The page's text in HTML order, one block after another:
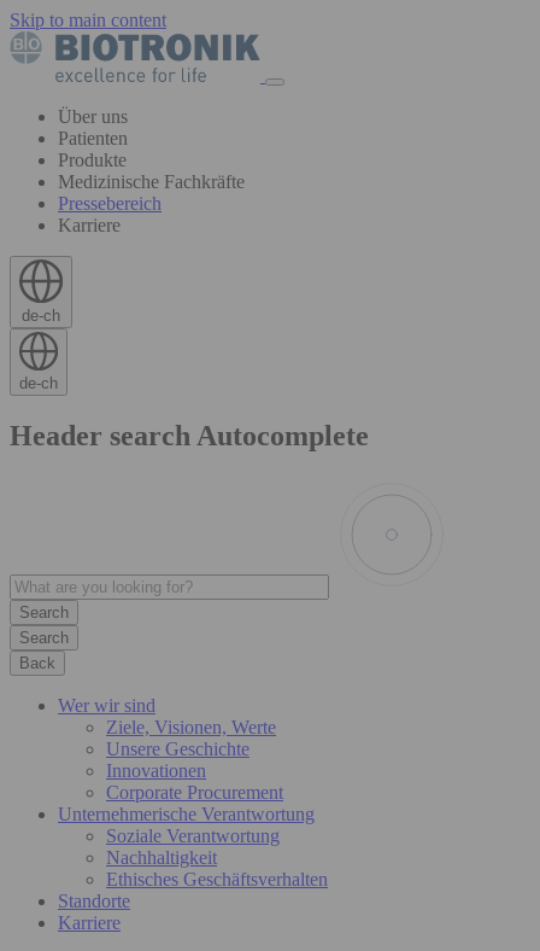
Skip to main content
Über uns
Patienten
Produkte
Medizinische Fachkräfte
Pressebereich
Karriere
de-ch
de-ch
Header search Autocomplete
Search
Back
Wer wir sind
Ziele, Visionen, Werte
Unsere Geschichte
Innovationen
Corporate Procurement
Unternehmerische Verantwortung
Soziale Verantwortung
Nachhaltigkeit
Ethisches Geschäftsverhalten
Standorte
Karriere